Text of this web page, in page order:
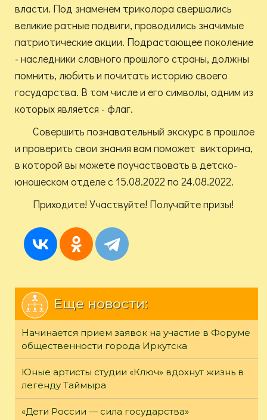
власти. Под знаменем триколора свершались
великие ратные подвиги, проводились значимые
патриотические акции. Подрастающее поколение
- наследники славного прошлого страны, должны
помнить, любить и почитать историю своего
государства. В том числе и его символы, одним из
которых является - флаг.
Совершить познавательный экскурс в прошлое
и проверить свои знания вам поможет викторина,
в которой вы можете поучаствовать в детско-
юношеском отделе с 15.08.2022 по 24.08.2022.
Приходите! Участвуйте! Получайте призы!
Еще новости:
Начинается прием заявок на участие в Форуме
общественности города Иркутска
Юные артисты студии «Ключ» вдохнут жизнь в
легенду Таймыра
«Дети России — сила государства»